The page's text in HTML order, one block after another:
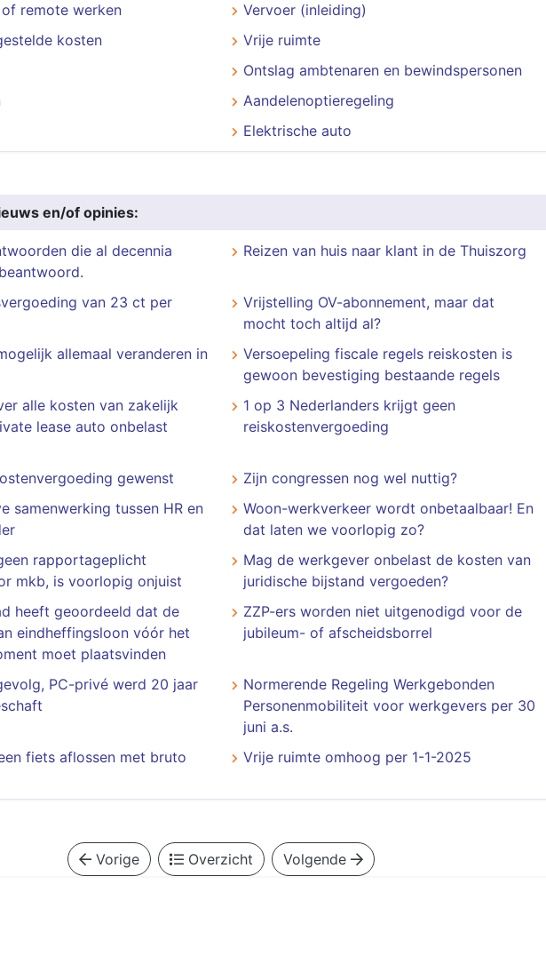
remote werken
Vervoer (inleiding)
kosten
Vrije ruimte
Ontslag ambtenaren en bewindspersonen
Aandelenoptieregeling
Elektrische auto
en/of opinies:
die al decennia
Reizen van huis naar klant in de Thuiszorg
van 23 ct per
Vrijstelling OV-abonnement, maar dat
mocht toch altijd al?
allemaal veranderen in
Versoepeling fiscale regels reiskosten is
gewoon bevestiging bestaande regels
alle kosten van zakelijk
lease auto onbelast
1 op 3 Nederlanders krijgt geen
reiskostenvergoeding
gewenst
Zijn congressen nog wel nuttig?
samenwerking tussen HR en
Woon-werkverkeer wordt onbetaalbaar! En
dat laten we voorlopig zo?
rapportageplicht
mkb, is voorlopig onjuist
Mag de werkgever onbelast de kosten van
juridische bijstand vergoeden?
heeft geoordeeld dat de
eindheffingsloon vóór het
moet plaatsvinden
​​​​​​​ZZP-ers worden niet uitgenodigd voor de
jubileum- of afscheidsborrel
PC-privé werd 20 jaar
Normerende Regeling Werkgebonden
Personenmobiliteit voor werkgevers per 30
juni a.s.
fiets aflossen met bruto
Vrije ruimte omhoog per 1-1-2025
Vorige Overzicht Volgende